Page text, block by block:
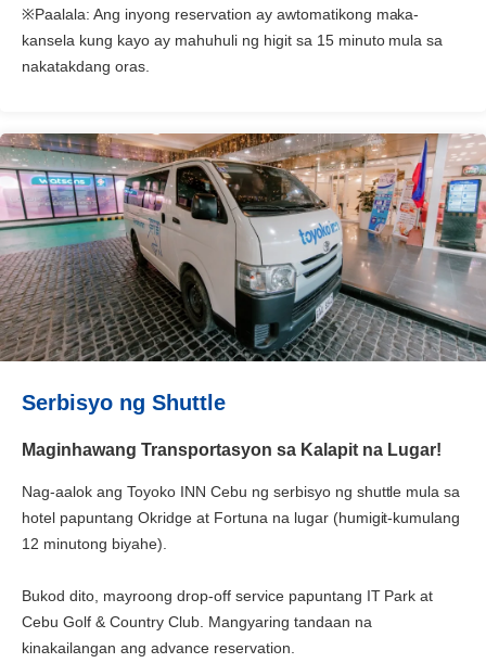
※Paalala: Ang inyong reservation ay awtomatikong maka-
kansela kung kayo ay mahuhuli ng higit sa 15 minuto mula sa
nakatakdang oras.
Serbisyo ng Shuttle
Maginhawang Transportasyon sa Kalapit na Lugar!
Nag-aalok ang Toyoko INN Cebu ng serbisyo ng shuttle mula sa
hotel papuntang Okridge at Fortuna na lugar (humigit-kumulang
12 minutong biyahe).
Bukod dito, mayroong drop-off service papuntang IT Park at
Cebu Golf & Country Club. Mangyaring tandaan na
kinakailangan ang advance reservation.